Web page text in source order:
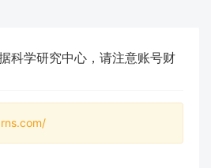
科学研究中心，请注意账号财